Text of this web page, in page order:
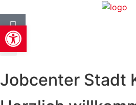
Jobcenter Stadt
Werkzeugleiste öffnen